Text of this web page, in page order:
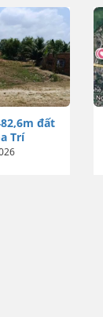
đất
Trí